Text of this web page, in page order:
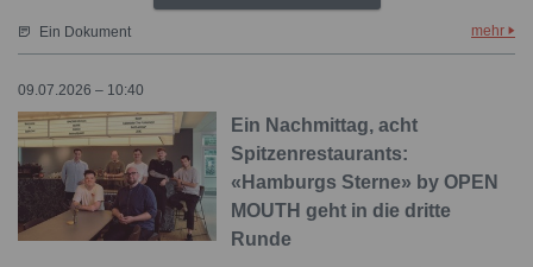
Ein Dokument mehr
09.07.2026 – 10:40
Ein Nachmittag, acht
Spitzenrestaurants:
«Hamburgs Sterne» by OPEN
MOUTH geht in die dritte
Runde